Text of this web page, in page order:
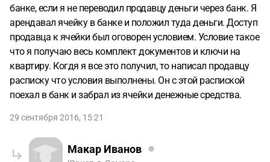
банке, если я не переводил продавцу деньги через банк. Я
арендавал ячейку в банке и положил туда деньги. Доступ
продавца к ячейки был оговорен условием. Условие такое
что я получаю весь комплект документов и ключи на
квартиру. Когдя я все это получил, то написал продавцу
расписку что условия выполнены. Он с этой распиской
поехал в банк и забрал из ячейки денежные средства.
29 сентября 2016, 15:21
Макар Иванов